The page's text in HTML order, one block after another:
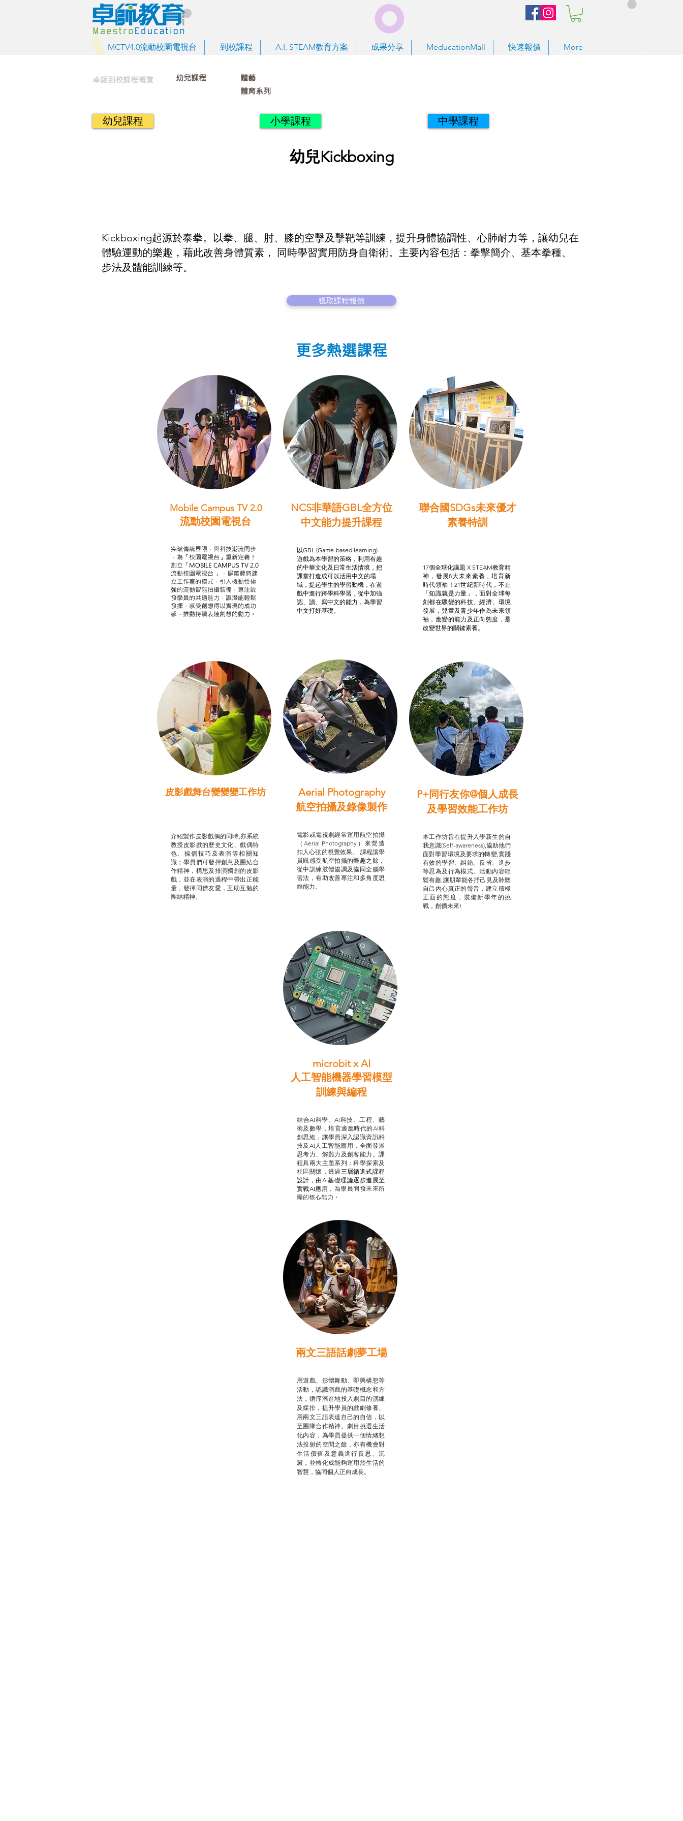
MCTV4.0流動校園電視台 到校課程 A.I. STEAM教育方案 成果分享 MeducationMall 快速報價 More
卓師到校課程概覽
幼兒課程
體育系列
體藝
Kickboxing起源於泰拳。以拳、腿、肘、膝的空擊及擊靶等訓練，提升身體協調性、心肺耐力等，讓幼兒在
體驗運動的樂趣，藉此改善身體質素， 同時學習實用防身自衛術。主要內容包括：拳擊簡介、基本拳種、
步法及體能訓練等。
獲取課程報價
幼兒課程 小學課程 中學課程
幼兒Kickboxing
更多熱選課程
Mobile Campus TV 2.0
流動校園電視台
突破傳統界限，與科技潮流同步
，為「校園電視台」重新定義！
創立「MOBILE CAMPUS TV 2.0
流動校園電視台 」，摒棄費時建
立工作室的模式，引人機動性極
強的流動智能拍攝裝備，專注啟
發學員的共通能力，譔潛能輕鬆
發揮，感受創想得以實現的成功
感，推動持續表達創想的動力。
皮影戲舞台變變變工作坊
介紹製作皮影戲偶的同時,亦系統
教授皮影戲的歷史文化、戲偶特
色、操偶技巧及表演等相關知
識；學員們可發揮創意及團結合
作精神，構思及排演獨創的皮影
戲，並在表演的過程中帶出正能
量，發揮同儕友愛，互助互勉的
團結精神。
NCS非華語GBL全方位
中文能力提升課程
以GBL (Game-based learning)
遊戲為本學習的策略，利用有趣
的中華文化及日常生活情境，把
課堂打造成可以活用中文的場
域，提起學生的學習動機，在遊
戲中進行跨學科學習，從中加強
認、讀、寫中文的能力，為學習
中文打好基礎。
Aerial Photography
航空拍攝及錄像製作
電影或電視劇經常運用航空拍攝
（Aerial Photography）來營造
扣人心弦的視覺效果。 課程讓學
員既感受航空拍攝的樂趣之餘，
從中訓練肢體協調及協同全腦學
習法，有助改善專注和多角度思
維能力。
聯合國SDGs未來優才
素養特訓
17個全球化議題 X STEAM教育精
神，發展8大未來素養，培育新
時代領袖！21世紀新時代，不止
「知識就是力量」，面對全球每
刻都在驟變的科技、經濟、環境
發展，兒童及青少年作為未來領
袖，應變的能力及正向態度，是
改變世界的關鍵素養。
P+同行友你@個人成長
及學習效能工作坊
本工作坊旨在提升入學新生的自
我意識(Self-awareness),協助他們
面對學習環境及要求的轉變,實踐
有效的學習、糾錯、反省、進步
等思為及行為模式。活動內容輕
鬆有趣,讓朋輩能各抒己見及聆聽
自己內心真正的聲音，建立積極
正面的態度，裝備新學年的挑
戰，創價未來!
microbit x AI
人工智能機器學習模型
訓練與編程
結合AI科學、AI科技、工程、藝
術及數學，培育適應時代的AI科
創思維，讓學員深入認識資訊科
技及AI人工智能應用，全面發展
思考力、解難力及創客能力。課
程具兩大主題系列：科學探索及
社區關懷，透過 三層循進式課程
設計， 由AI基礎理論逐步進展至
實戰AI應用， 為學員開發未來所
需的核心能力。
兩文三語話劇夢工場
用遊戲、形體舞動、即興構想等
活動，認識演戲的基礎概念和方
法，循序漸進地投入劇目的演練
及綵排，提升學員的戲劇修養、
用兩文三語表達自己的自信，以
至團隊合作精神。劇目挑選生活
化內容，為學員提供一個情緒想
法投射的空間之餘，亦有機會對
生活價值及意義進行反思、沉
澱，並轉化成能夠運用於生活的
智慧，協同個人正向成長。